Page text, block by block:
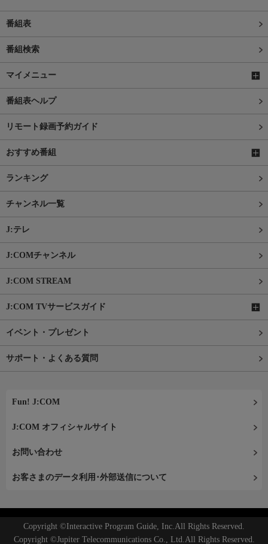
番組表
番組検索
マイメニュー
番組表ヘルプ
リモート録画予約ガイド
おすすめ番組
ランキング
チャンネル一覧
J:テレ
J:COMチャンネル
J:COM STREAM
J:COM TVサービスガイド
イベント・プレゼント
サポート・よくある質問
Fun! J:COM
J:COM オフィシャルサイト
お問い合わせ
お客さまのデータ利用･外部送信について
Copyright ©Interactive Program Guide, Inc.All Rights Reserved.
Copyright ©Jupiter Telecommunications Co., Ltd.All Rights Reserved.